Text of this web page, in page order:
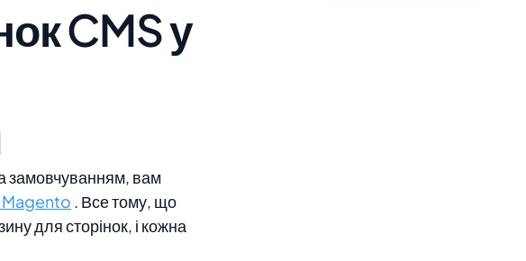
CMS у
замовчуванням, вам
Magento . Все тому, що
для сторінок, і кожна